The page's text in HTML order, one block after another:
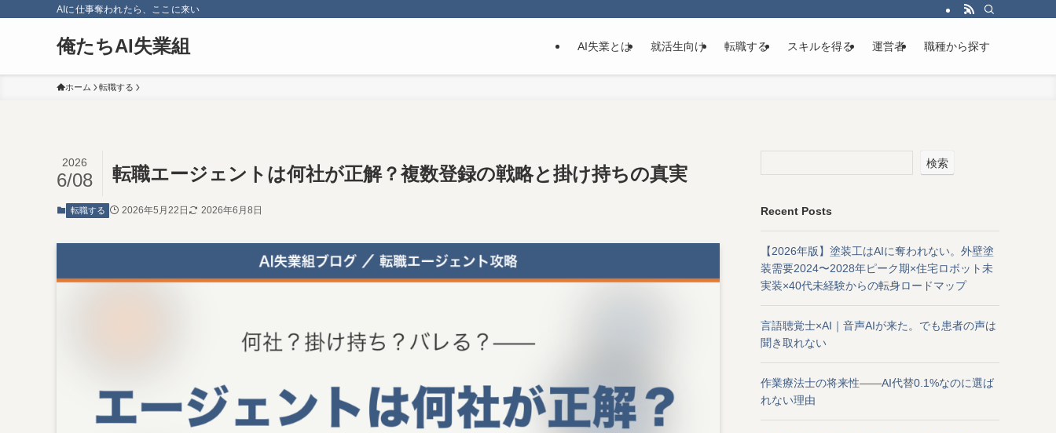
AIに仕事奪われたら、ここに来い
俺たちAI失業組 AI失業とは 就活生向け 転職する スキルを得る 運営者 職種から探す
ホーム 転職する
転職エージェントは何社が正解？複数登録の戦略と掛け持ちの真実
2026
6/08
転職する 2026年5月22日 2026年6月8日
検索
Recent Posts
【2026年版】塗装工はAIに奪われない。外壁塗
装需要2024〜2028年ピーク期×住宅ロボット未
実装×40代未経験からの転身ロードマップ
言語聴覚士×AI｜音声AIが来た。でも患者の声は
聞き取れない
作業療法士の将来性——AI代替0.1%なのに選ば
れない理由